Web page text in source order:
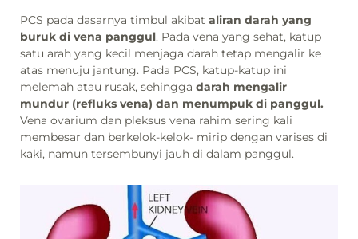
PCS pada dasarnya timbul akibat aliran darah yang
buruk di vena panggul. Pada vena yang sehat, katup
satu arah yang kecil menjaga darah tetap mengalir ke
atas menuju jantung. Pada PCS, katup-katup ini
melemah atau rusak, sehingga darah mengalir
mundur (refluks vena) dan menumpuk di panggul.
Vena ovarium dan pleksus vena rahim sering kali
membesar dan berkelok-kelok- mirip dengan varises di
kaki, namun tersembunyi jauh di dalam panggul.